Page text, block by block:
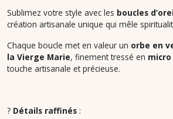
Sublimez votre style avec les boucles
création artisanale unique qui mêle
Chaque boucle met en valeur un orbe en
la Vierge Marie, finement tressé en
touche artisanale et précieuse.
? Détails raffinés :